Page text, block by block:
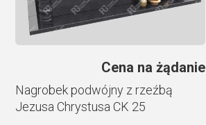
Cena na żądanie
Nagrobek podwójny z rzeźbą
Jezusa Chrystusa CK 25